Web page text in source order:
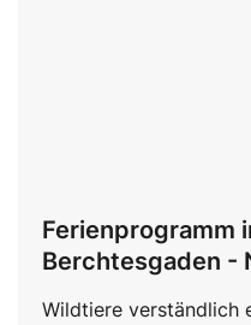
Ferienprogramm
Berchtesgaden -
Wildtiere verständlich